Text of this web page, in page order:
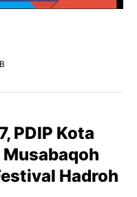
PDIP Kota
Musabaqoh
Hadroh